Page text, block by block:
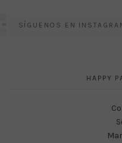
SÍGUENOS EN
HAPPY